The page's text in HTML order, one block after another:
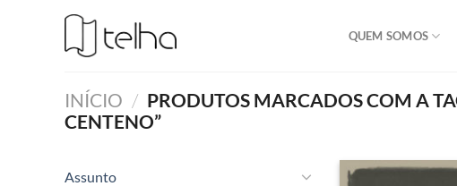
QUEM SOMOS
INÍCIO / PRODUTOS MARCADOS COM A
CENTENO”
Assunto